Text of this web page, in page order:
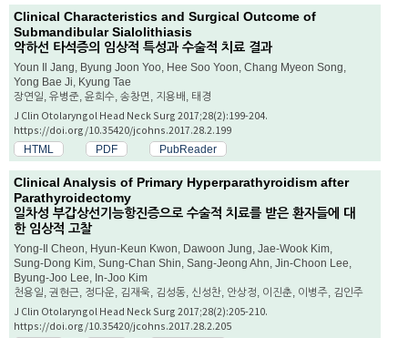
Clinical Characteristics and Surgical Outcome of
Submandibular Sialolithiasis
악하선 타석증의 임상적 특성과 수술적 치료 결과
Youn Il Jang, Byung Joon Yoo, Hee Soo Yoon, Chang Myeon Song,
Yong Bae Ji, Kyung Tae
장연일, 유병준, 윤희수, 송창면, 지용배, 태경
J Clin Otolaryngol Head Neck Surg 2017;28(2):199-204.
https://doi.org/10.35420/jcohns.2017.28.2.199
HTML PDF PubReader
Clinical Analysis of Primary Hyperparathyroidism after
Parathyroidectomy
일차성 부갑상선기능항진증으로 수술적 치료를 받은 환자들에 대
한 임상적 고찰
Yong-Il Cheon, Hyun-Keun Kwon, Dawoon Jung, Jae-Wook Kim,
Sung-Dong Kim, Sung-Chan Shin, Sang-Jeong Ahn, Jin-Choon Lee,
Byung-Joo Lee, In-Joo Kim
천용일, 권현근, 정다운, 김재욱, 김성동, 신성찬, 안상정, 이진춘, 이병주, 김인주
J Clin Otolaryngol Head Neck Surg 2017;28(2):205-210.
https://doi.org/10.35420/jcohns.2017.28.2.205